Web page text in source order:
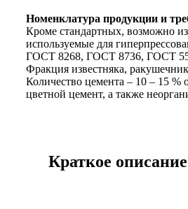
Номенклатура продукции и
Кроме стандартных, возможно
используемые для
ГОСТ 8268, ГОСТ 8736, ГОСТ
Фракция известняка,
Количество цемента – 10 – 15 %
цветной цемент, а также
Краткое